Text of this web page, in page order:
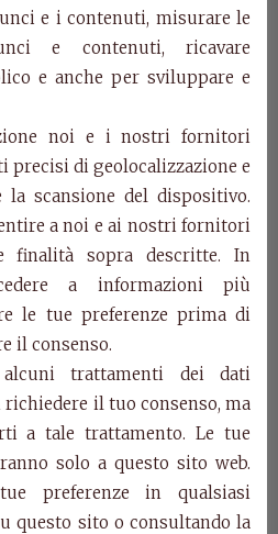
–
Villa
door, 700 Venetian foot,
Villa Fascinato: day
e i contenuti, misurare le
e contenuti, ricavare
e anche per sviluppare e
noi e i nostri fornitori
precisi di geolocalizzazione e
scansione del dispositivo.
a noi e ai nostri fornitori
sopra descritte. In
a informazioni più
le tue preferenze prima di
il consenso.
trattamenti dei dati
il tuo consenso, ma
a tale trattamento. Le tue
solo a questo sito web.
preferenze in qualsiasi
questo sito o consultando la